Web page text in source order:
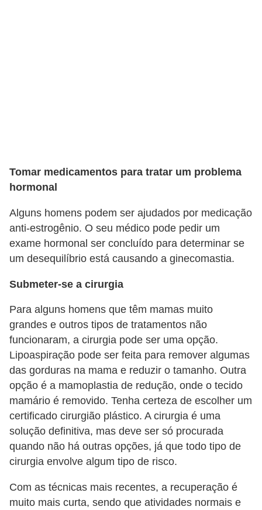
Tomar medicamentos para tratar um problema
hormonal
Alguns homens podem ser ajudados por medicação
anti-estrogênio. O seu médico pode pedir um
exame hormonal ser concluído para determinar se
um desequilíbrio está causando a ginecomastia.
Submeter-se a cirurgia
Para alguns homens que têm mamas muito
grandes e outros tipos de tratamentos não
funcionaram, a cirurgia pode ser uma opção.
Lipoaspiração pode ser feita para remover algumas
das gorduras na mama e reduzir o tamanho. Outra
opção é a mamoplastia de redução, onde o tecido
mamário é removido. Tenha certeza de escolher um
certificado cirurgião plástico. A cirurgia é uma
solução definitiva, mas deve ser só procurada
quando não há outras opções, já que todo tipo de
cirurgia envolve algum tipo de risco.
Com as técnicas mais recentes, a recuperação é
muito mais curta, sendo que atividades normais e
M
o
d
a
m
a
s
u
l
i
n
a
P
e
l
e
P
e